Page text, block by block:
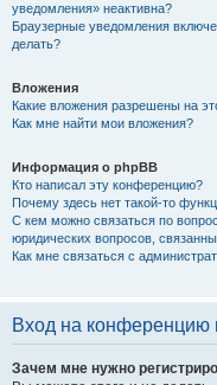
уведомления» неактивна?
Браузерные уведомления
делать?
Вложения
Какие вложения разрешены на
Как мне найти мои вложения?
Информация о phpBB
Кто написал эту конференцию?
Почему здесь нет такой-то
С кем можно связаться по
юридических вопросов,
Как мне связаться с
Вход на конференцию
Зачем мне нужно